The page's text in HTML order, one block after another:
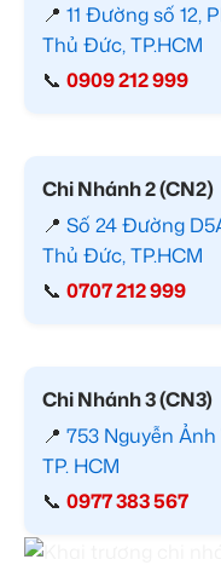
📍 11 Đường số 12,
Thủ Đức, TP.HCM
📞 0909 212 999
Chi Nhánh 2 (CN2)
📍 Số 24 Đường
Thủ Đức, TP.HCM
📞 0707 212 999
Chi Nhánh 3 (CN3)
📍 753 Nguyễn
TP. HCM
📞 0977 383 567